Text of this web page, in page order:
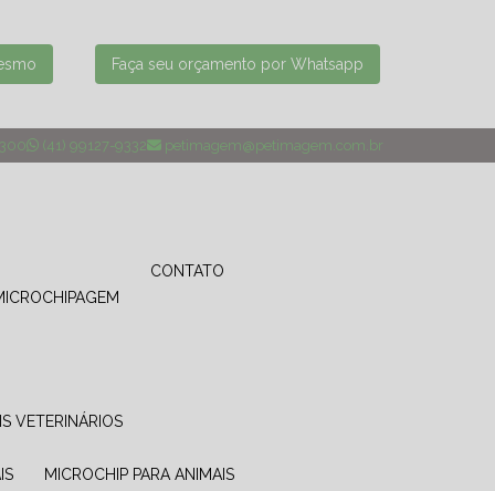
Faça seu orçamento por Whatsapp
(41) 99127-9332 petimagem@petimagem.com.br
MICROCHIPAGEM
CONTATO
VETERINÁRIOS
MICROCHIP PARA ANIMAIS